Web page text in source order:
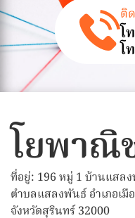
ติ
โ
โ
โยพาณิ
ที่อยู่: 196 หมู่ 1 บ้านแสล
ตำบลแสลงพันธ์ อำเภอเมื
จังหวัดสุรินทร์ 32000